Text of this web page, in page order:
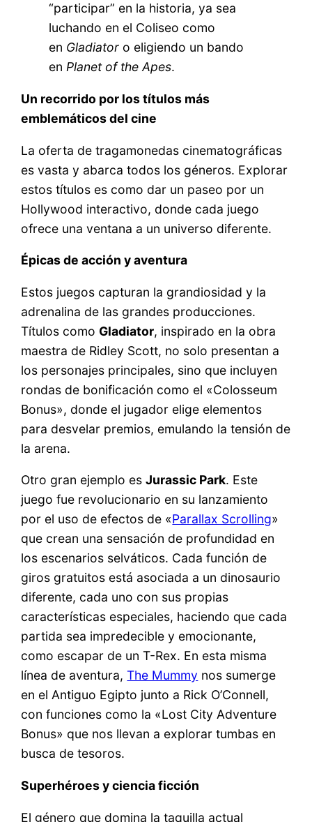
“participar” en la historia, ya sea
luchando en el Coliseo como
en Gladiator o eligiendo un bando
enPlanet of the Apes.
Un recorrido por los títulos más
emblemáticos del cine
La oferta de tragamonedas cinematográficas
es vasta y abarca todos los géneros. Explorar
estos títulos es como dar un paseo por un
Hollywood interactivo, donde cada juego
ofrece una ventana a un universo diferente.
Épicas de acción y aventura
Estos juegos capturan la grandiosidad y la
adrenalina de las grandes producciones.
Títulos como Gladiator, inspirado en la obra
maestra de Ridley Scott, no solo presentan a
los personajes principales, sino que incluyen
rondas de bonificación como el «Colosseum
Bonus», donde el jugador elige elementos
para desvelar premios, emulando la tensión de
la arena.
Otro gran ejemplo esJurassic Park. Este
juego fue revolucionario en su lanzamiento
por el uso de efectos de «Parallax Scrolling»
que crean una sensación de profundidad en
los escenarios selváticos. Cada función de
giros gratuitos está asociada a un dinosaurio
diferente, cada uno con sus propias
características especiales, haciendo que cada
partida sea impredecible y emocionante,
como escapar de un T-Rex. En esta misma
línea de aventura,The Mummy nos sumerge
en el Antiguo Egipto junto a Rick O’Connell,
con funciones como la «Lost City Adventure
Bonus» que nos llevan a explorar tumbas en
busca de tesoros.
Superhéroes y ciencia ficción
El género que domina la taquilla actual